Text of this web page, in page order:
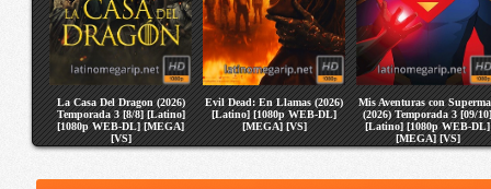
La Casa Del Dragon (2026)
Temporada 3 [8/8] [Latino]
[1080p WEB-DL] [MEGA]
[VS]
Evil Dead: En Llamas (2026)
[Latino] [1080p WEB-DL]
[MEGA] [VS]
Mis Aventuras con
(2026) Temporada 3 [09/10]
[Latino] [1080p WEB-DL]
[MEGA] [VS]